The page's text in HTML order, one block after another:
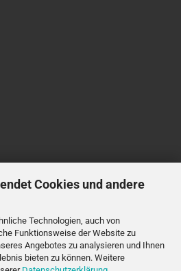
Cookies und andere
Technologien, auch von
Funktionsweise der Website zu
Angebotes zu analysieren und Ihnen
bieten zu können. Weitere